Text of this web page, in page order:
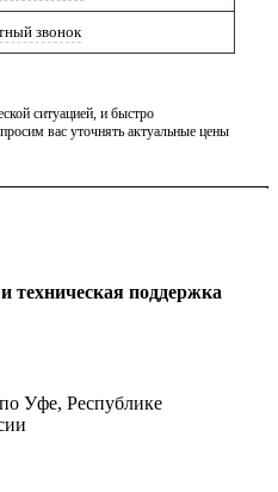
звонок
ситуацией, и быстро
вас уточнять актуальные цены
техническая поддержка
Уфе, Республике